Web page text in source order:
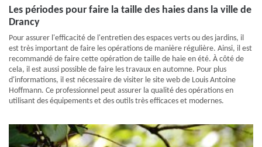
Les périodes pour faire la taille des haies dans la ville de
Drancy
Pour assurer l'efficacité de l'entretien des espaces verts ou des jardins, il
est très important de faire les opérations de manière régulière. Ainsi, il est
recommandé de faire cette opération de taille de haie en été. À côté de
cela, il est aussi possible de faire les travaux en automne. Pour plus
d'informations, il est nécessaire de visiter le site web de Louis Antoine
Hoffmann. Ce professionnel peut assurer la qualité des opérations en
utilisant des équipements et des outils très efficaces et modernes.